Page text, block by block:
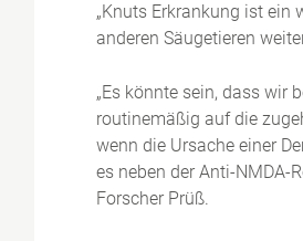
„Knuts Erkrankung ist ein
anderen Säugetieren
„Es könnte sein, dass wir
routinemäßig auf die
wenn die Ursache einer
es neben der Anti-NMDA-
Forscher Prüß.